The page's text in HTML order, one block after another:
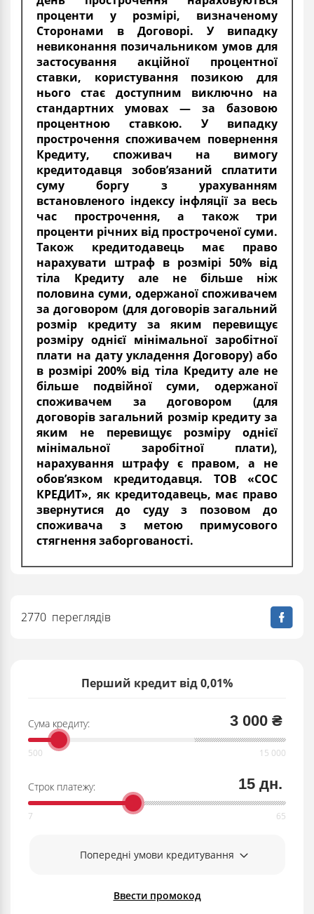
Перший кредит від 0,01%
Сума кредиту: 3 000 ₴
Строк платежу: 15 дн.
Попередні умови кредитування
Ввести промокод
проценти у розмірі, визначеному
Сторонами в Договорі. У випадку
невиконання позичальником умов для
застосування акційної процентної
ставки, користування позикою для
нього стає доступним виключно на
стандартних умовах — за базовою
процентною ставкою. У випадку
прострочення споживачем повернення
Кредиту, споживач на вимогу
кредитодавця зобов’язаний сплатити
суму боргу з урахуванням
встановленого індексу інфляції за весь
час прострочення, а також три
проценти річних від простроченої суми.
Також кредитодавець має право
нарахувати штраф в розмірі 50% від
тіла Кредиту але не більше ніж
половина суми, одержаної споживачем
за договором (для договорів загальний
розмір кредиту за яким перевищує
розміру однієї мінімальної заробітної
плати на дату укладення Договору) або
в розмірі 200% від тіла Кредиту але не
більше подвійної суми, одержаної
споживачем за договором (для
договорів загальний розмір кредиту за
яким не перевищує розміру однієї
мінімальної заробітної плати),
нарахування штрафу є правом, а не
обов’язком кредитодавця. ТОВ «СОС
КРЕДИТ», як кредитодавець, має право
звернутися до суду з позовом до
споживача з метою примусового
стягнення заборгованості.
2770 переглядів